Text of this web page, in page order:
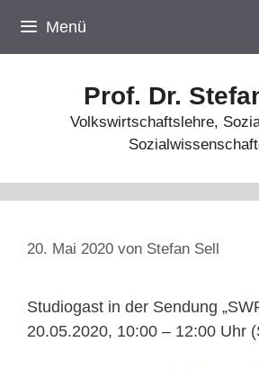
Inhalt
springen
Menü
Prof. Dr.
Volkswirtschaftslehre,
20. Mai 2020 von Stefan Sell
Studiogast in der Sendung
20.05.2020, 10:00 – 12:00 Uhr